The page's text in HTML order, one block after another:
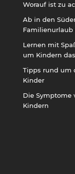
Worauf ist zu
Ab in den
Familienurlaub
Lernen mit
um Kindern
Tipps rund um
Kinder
Die Symptome
Kindern